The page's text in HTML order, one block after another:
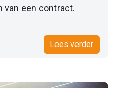
van een contract.
Lees verder